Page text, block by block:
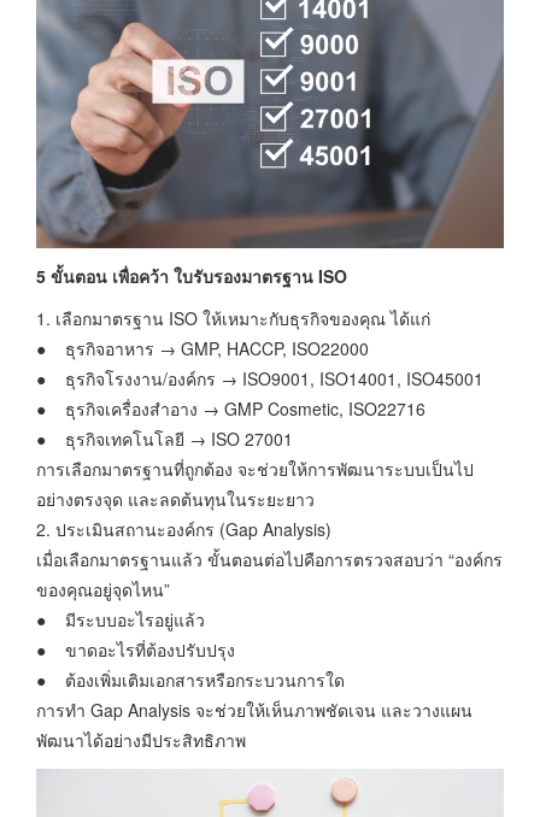
5 ขั้นตอน เพื่อคว้า ใบรับรองมาตรฐาน ISO
1. เลือกมาตรฐาน ISO ให้เหมาะกับธุรกิจของคุณ ได้แก่
● ธุรกิจอาหาร → GMP, HACCP, ISO22000
● ธุรกิจโรงงาน/องค์กร → ISO9001, ISO14001, ISO45001
● ธุรกิจเครื่องสำอาง → GMP Cosmetic, ISO22716
● ธุรกิจเทคโนโลยี → ISO 27001
การเลือกมาตรฐานที่ถูกต้อง จะช่วยให้การพัฒนาระบบเป็นไป
อย่างตรงจุด และลดต้นทุนในระยะยาว
2. ประเมินสถานะองค์กร (Gap Analysis)
เมื่อเลือกมาตรฐานแล้ว ขั้นตอนต่อไปคือการตรวจสอบว่า “องค์กร
ของคุณอยู่จุดไหน”
● มีระบบอะไรอยู่แล้ว
● ขาดอะไรที่ต้องปรับปรุง
● ต้องเพิ่มเติมเอกสารหรือกระบวนการใด
การทำ Gap Analysis จะช่วยให้เห็นภาพชัดเจน และวางแผน
พัฒนาได้อย่างมีประสิทธิภาพ